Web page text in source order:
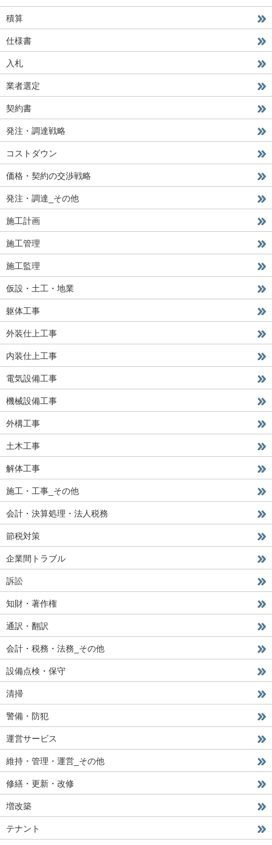
積算
仕様書
入札
業者選定
契約書
発注・調達戦略
コストダウン
価格・契約の交渉戦略
発注・調達_その他
施工計画
施工管理
施工監理
仮設・土工・地業
躯体工事
外装仕上工事
内装仕上工事
電気設備工事
機械設備工事
外構工事
土木工事
解体工事
施工・工事_その他
会計・決算処理・法人税務
節税対策
企業間トラブル
訴訟
知財・著作権
通訳・翻訳
会計・税務・法務_その他
設備点検・保守
清掃
警備・防犯
運営サービス
維持・管理・運営_その他
修繕・更新・改修
増改築
テナント